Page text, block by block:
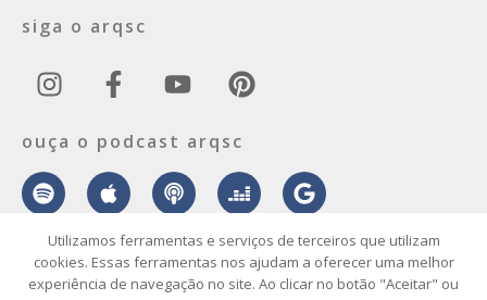
siga o arqsc
ouça o podcast arqsc
sobre contato envie seu projeto publicidade vídeo podcast
Utilizamos ferramentas e serviços de terceiros que utilizam
cookies. Essas ferramentas nos ajudam a oferecer uma melhor
experiência de navegação no site. Ao clicar no botão "Aceitar" ou